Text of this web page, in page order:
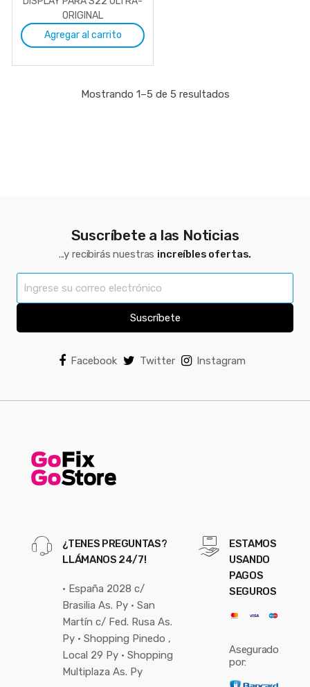
ORIGINAL
Agregar al carrito
Mostrando 1–5 de 5 resultados
Suscríbete a las Noticias
...y recibirás nuestras increíbles ofertas.
Suscríbete
Facebook Twitter Instagram
¿TENES PREGUNTAS?
LLÁMANOS 24/7!
• España 2028 c/
Brasilia As. Py • San
Martín c/ Fed. Rusa As.
Py • Shopping Pinedo ,
Local 29 Py • Shopping
Multiplaza As. Py
ESTAMOS
USANDO
PAGOS
SEGUROS
Asegurado
por: